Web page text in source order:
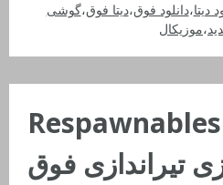
دیتا،دانلود فوق،دیتا فوق،گوشی
،موزیکال
دانلود Respawnables
بازی تیراندازی فوق